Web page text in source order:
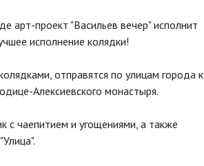
арт-проект "Васильев вечер" исполнит
исполнение колядки!
отправятся по улицам города к
Алексиевского монастыря.
с чаепитием и угощениями, а также